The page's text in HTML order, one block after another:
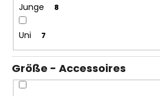
Junge 8
Uni 7
Größe - Accessoires